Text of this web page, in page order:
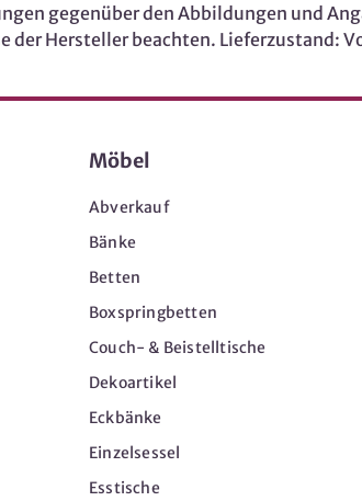
gegenüber den Abbildungen und
der Hersteller beachten. Lieferzustand:
Möbel
Abverkauf
Bänke
Betten
Boxspringbetten
Couch- & Beistelltische
Dekoartikel
Eckbänke
Einzelsessel
Esstische